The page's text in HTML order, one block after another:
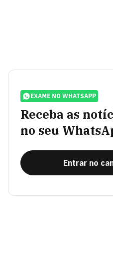
EXAME NO WHATSAPP
Receba as
no seu
Entrar no